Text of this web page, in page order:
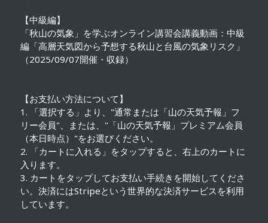
【中級編】
「秋山の気象」を学ぶオンライン講習会講義動画：中級
編「高層天気図から予想する秋山と台風の気象リスク」
（2025/09/07開催・収録）
【お支払い方法について】
1. 「選択する」より、"通常または「山の天気予報」フ
リー会員"、または、"「山の天気予報」プレミアム会員
（本日時点）"をお選びください。
2. 「カートに入れる」をタップすると、右上のカートに
入ります。
3. カートをタップしてお支払い手続きを開始してくださ
い。決済にはStripeという世界的な決済サービスを利用
しています。